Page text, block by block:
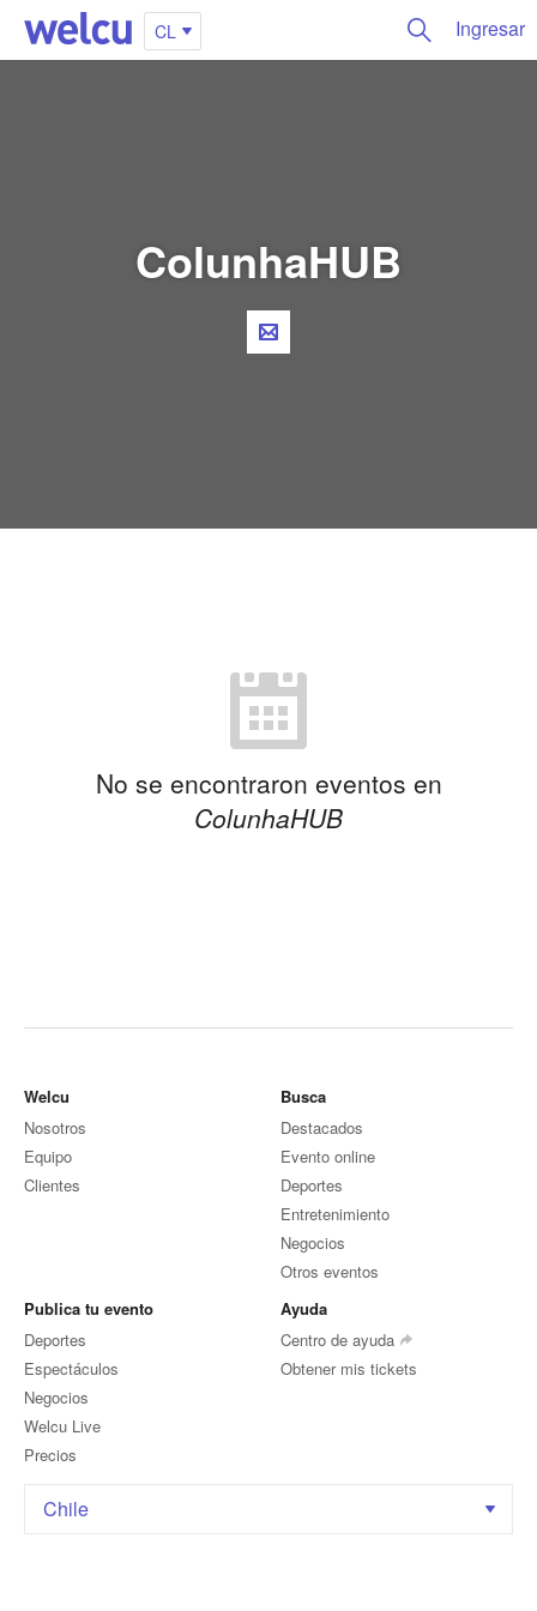
CL Ingresar
ColunhaHUB
No se encontraron eventos en
ColunhaHUB
Welcu
Nosotros
Equipo
Clientes
Busca
Destacados
Evento online
Deportes
Entretenimiento
Negocios
Otros eventos
Publica tu evento
Deportes
Espectáculos
Negocios
Welcu Live
Precios
Ayuda
Centro de ayuda
Obtener mis tickets
Chile